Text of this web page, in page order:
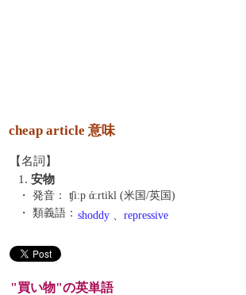
cheap article 意味
【名詞】
1. 安物
・ 発音：
ʧiːp άːrtikl (米国/英国)
・ 類義語： shoddy 、 repressive
"買い物"の英単語